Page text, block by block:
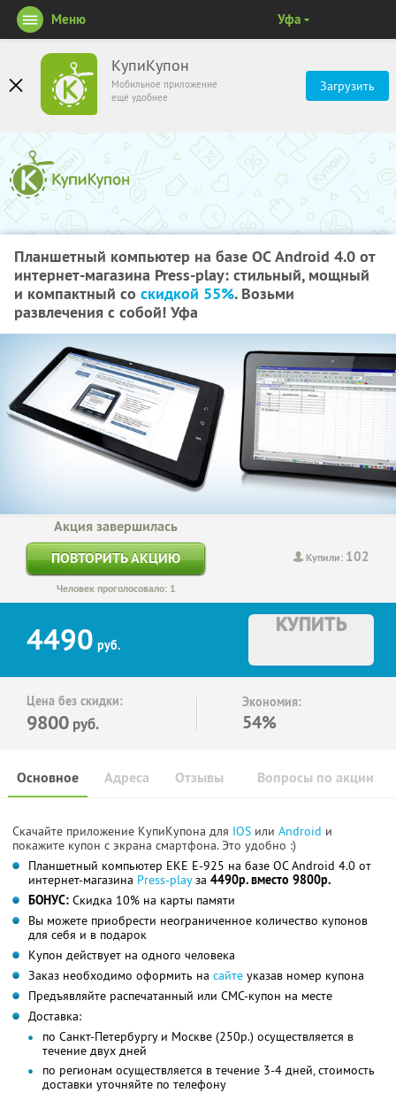
КупиКупон
Мобильное приложение
ещё удобнее
Загрузить
Меню Уфа
Планшетный компьютер на базе ОС Android 4.0 от
интернет-магазина Press-play: стильный, мощный
и компактный со скидкой 55%. Возьми
развлечения с собой! Уфа
Купили: 102
Акция завершилась
ПОВТОРИТЬ АКЦИЮ
Человек проголосовало: 1
4490 руб.
КУПИТЬ
Цена без скидки:
9800 руб.
Экономия:
54%
Основное Отзывы Вопросы по акции
Адреса
Скачайте приложение КупиКупона для IOS или Android и
покажите купон с экрана смартфона. Это удобно :)
Планшетный компьютер EKE E-925 на базе ОС Android 4.0 от
интернет-магазина Press-playза 4490р. вместо 9800р.
БОНУС: Скидка 10% на карты памяти
Вы можете приобрести неограниченное количество купонов
для себя и в подарок
Купон действует на одного человека
Заказ необходимо оформить на сайте указав номер купона
Предъявляйте распечатанный или СМС-купон на месте
Доставка:
по Санкт-Петербургу и Москве (250р.) осуществляется в
течение двух дней
по регионам осуществляется в течение 3-4 дней, стоимость
доставки уточняйте по телефону